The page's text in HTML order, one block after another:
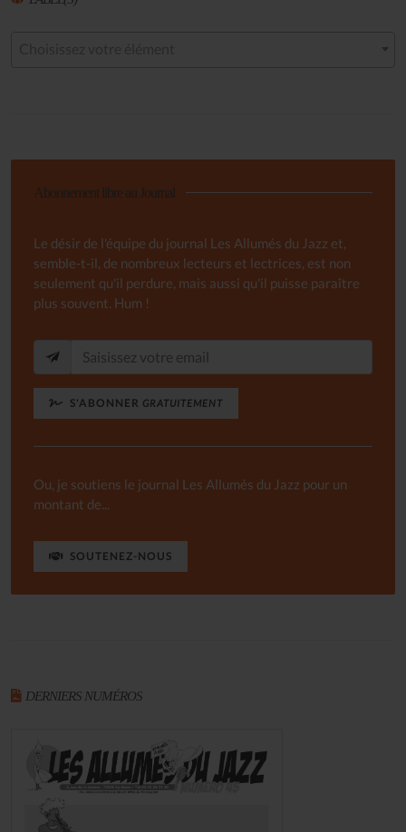
Abonnement libre au Journal
Le désir de l'équipe du journal Les Allumés du Jazz et,
semble-t-il, de nombreux lecteurs et lectrices, est non
seulement qu'il perdure, mais aussi qu'il puisse paraître
plus souvent. Hum !
S'ABONNER GRATUITEMENT
Ou, je soutiens le journal Les Allumés du Jazz pour un
montant de...
SOUTENEZ-NOUS
DERNIERS NUMÉROS